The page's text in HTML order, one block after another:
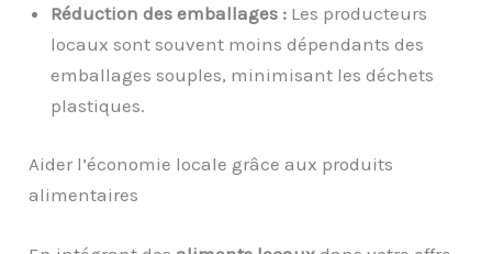
Réduction des emballages : Les producteurs
locaux sont souvent moins dépendants des
emballages souples, minimisant les déchets
plastiques.
Aider l’économie locale grâce aux produits
alimentaires